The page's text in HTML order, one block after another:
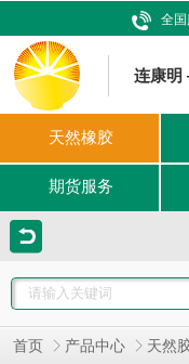
全国
连康
天然橡胶
期货服务
首页 产品中心 天然